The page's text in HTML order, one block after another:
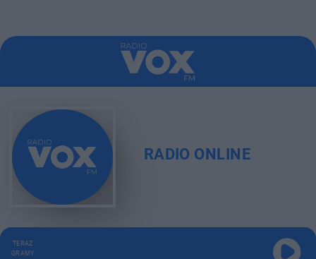
RADIO ONLINE
TERAZ
GRAMY